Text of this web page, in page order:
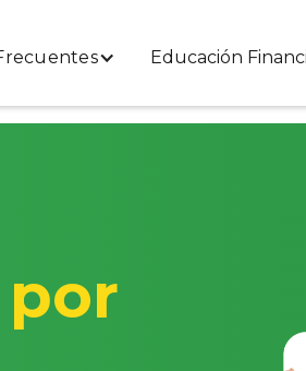
Educación
por